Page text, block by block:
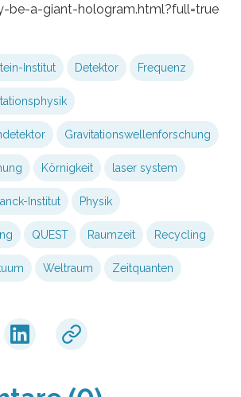
be-a-giant-hologram.html?full=true
Institut Detektor Frequenz
Gravitationswellenforschung
Körnigkeit laser system
Institut Physik
QUEST Raumzeit Recycling
Weltraum Zeitquanten